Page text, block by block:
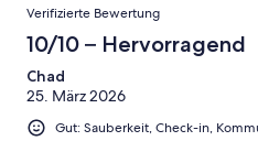
Verifizierte Bewertung
10/10 – Hervorragend
Chad
25. März 2026
Gut: Sauberkeit, Check-in,